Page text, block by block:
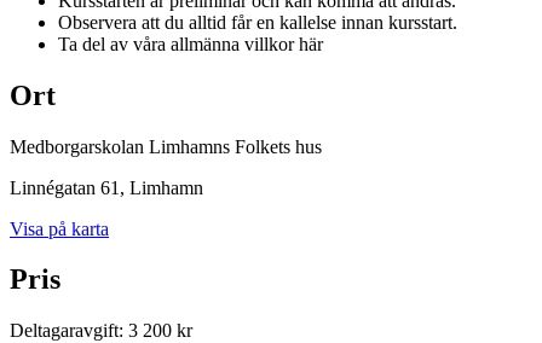
Observera att du alltid får en kallelse innan kursstart.
Ta del av våra allmänna villkor här
Ort
Medborgarskolan Limhamns Folkets hus
Linnégatan 61 , Limhamn
Visa på karta
Pris
Deltagaravgift: 3 200 kr